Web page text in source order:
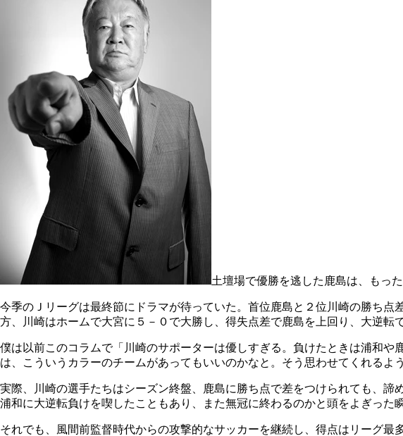
土壇場で優勝を逃した鹿島は、もっ
今季のＪリーグは最終節にドラマが待っていた。首位鹿島と２位川崎の勝ち
方、川崎はホームで大宮に５－０で大勝し、得失点差で鹿島を上回り、大逆転
僕は以前このコラムで「川崎のサポーターは優しすぎる。負けたときは浦和
は、こういうカラーのチームがあってもいいのかなと。そう思わせてくれる
実際、川崎の選手たちはシーズン終盤、鹿島に勝ち点で差をつけられても、
浦和に大逆転負けを喫したこともあり、また無冠に終わるのかと頭をよぎった
それでも、風間前監督時代からの攻撃的なサッカーを継続し、得点はリーグ